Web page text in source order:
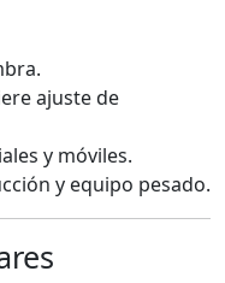
ajuste de
y móviles.
y equipo pesado.